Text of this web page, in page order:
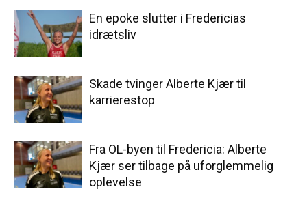
En epoke slutter i Fredericias
idrætsliv
Skade tvinger Alberte Kjær til
karrierestop
Fra OL-byen til Fredericia: Alberte
Kjær ser tilbage på uforglemmelig
oplevelse